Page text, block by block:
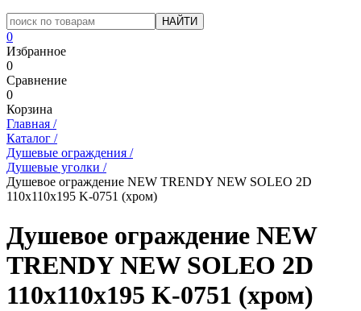
0
Избранное
0
Сравнение
0
Корзина
Главная /
Каталог /
Душевые ограждения /
Душевые уголки /
Душевое ограждение NEW TRENDY NEW SOLEO 2D
110x110x195 K-0751 (хром)
Душевое ограждение NEW
TRENDY NEW SOLEO 2D
110x110x195 K-0751 (хром)